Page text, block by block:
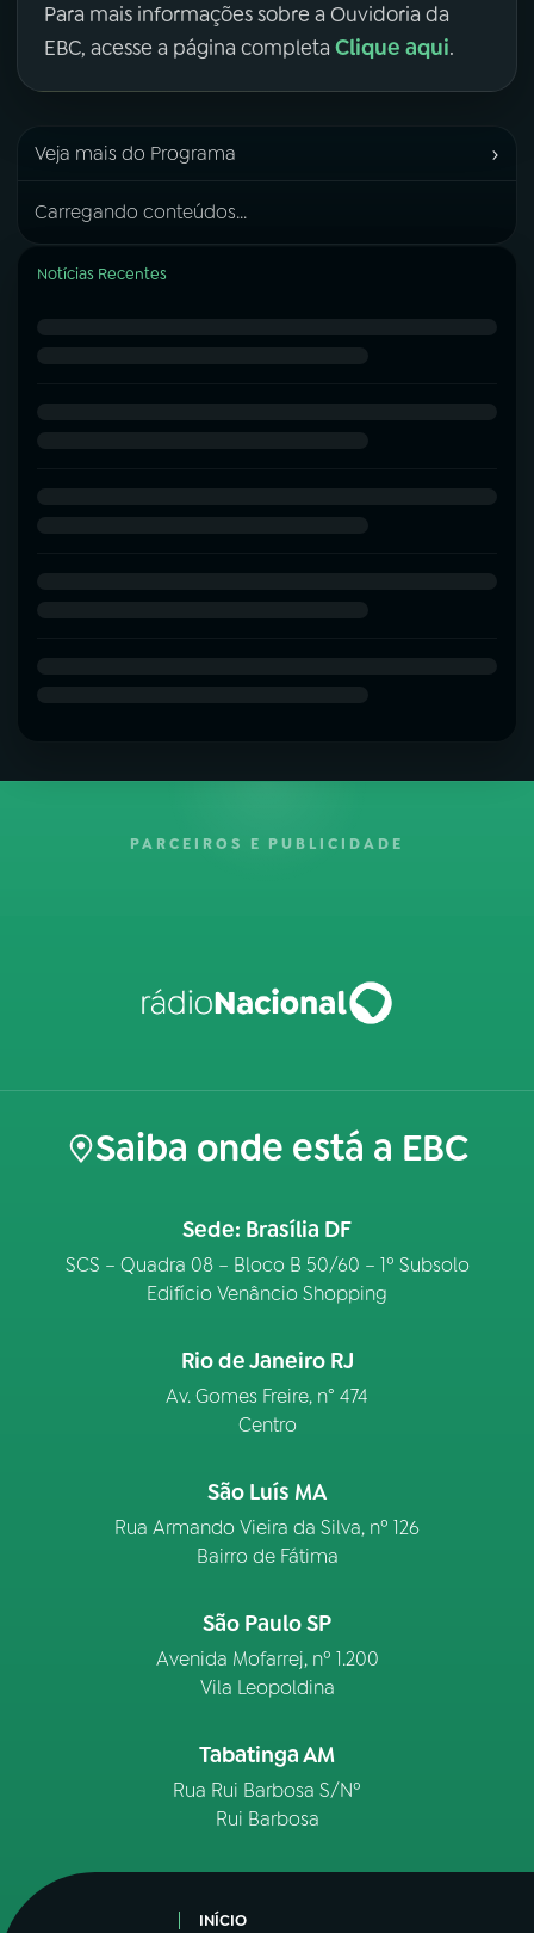
Para mais informações sobre a Ouvidoria da
EBC, acesse a página completa Clique aqui.
Veja mais do Programa ›
Carregando conteúdos...
Notícias Recentes
PARCEIROS E PUBLICIDADE
Saiba onde está a EBC
Sede: Brasília DF
SCS – Quadra 08 – Bloco B 50/60 – 1º Subsolo
Edifício Venâncio Shopping
Rio de Janeiro RJ
Av. Gomes Freire, n° 474
Centro
São Luís MA
Rua Armando Vieira da Silva, nº 126
Bairro de Fátima
São Paulo SP
Avenida Mofarrej, nº 1.200
Vila Leopoldina
Tabatinga AM
Rua Rui Barbosa S/Nº
Rui Barbosa
INÍCIO